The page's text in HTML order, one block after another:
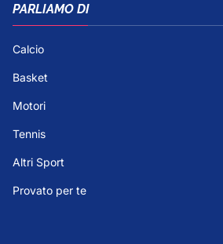
PARLIAMO DI
Calcio
Basket
Motori
Tennis
Altri Sport
Provato per te